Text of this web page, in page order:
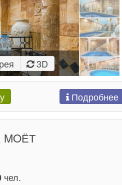
3D
Подробнее
MOЁТ
чел.